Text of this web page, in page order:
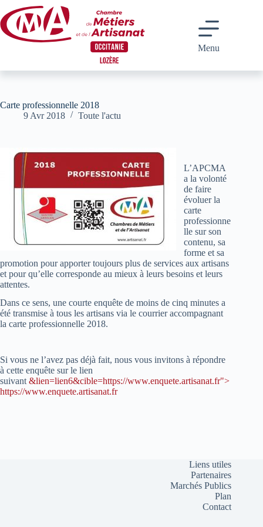
au
contenu
Menu
Carte professionnelle 2018
9 Avr 2018
Toute l'actu
L’APCMA
a la volonté
de faire
évoluer la
carte
professionne
lle sur son
contenu, sa
forme et sa
promotion pour apporter toujours plus de services aux artisans
et pour qu’elle corresponde au mieux à leurs besoins et leurs
attentes.
Dans ce sens, une courte enquête de moins de cinq minutes a
été transmise à tous les artisans via le courrier accompagnant
la carte professionnelle 2018.
Si vous ne l’avez pas déjà fait, nous vous invitons à répondre
à cette enquête sur le lien
suivant &lien=lien6&cible=https://www.enquete.artisanat.fr">
https://www.enquete.artisanat.fr
Liens utiles
Partenaires
Marchés Publics
Plan
Contact